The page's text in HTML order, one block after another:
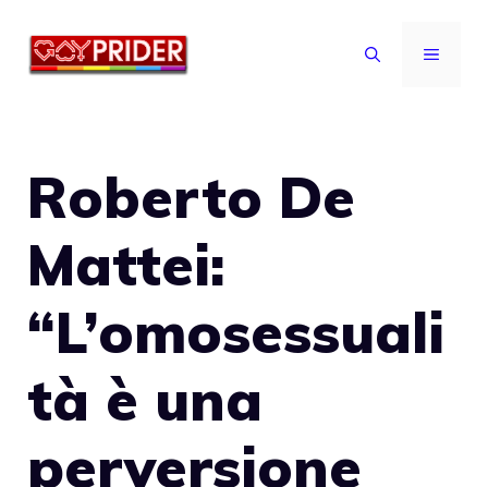
MENU
Roberto De
Mattei:
“L’omosessuali
tà è una
perversione